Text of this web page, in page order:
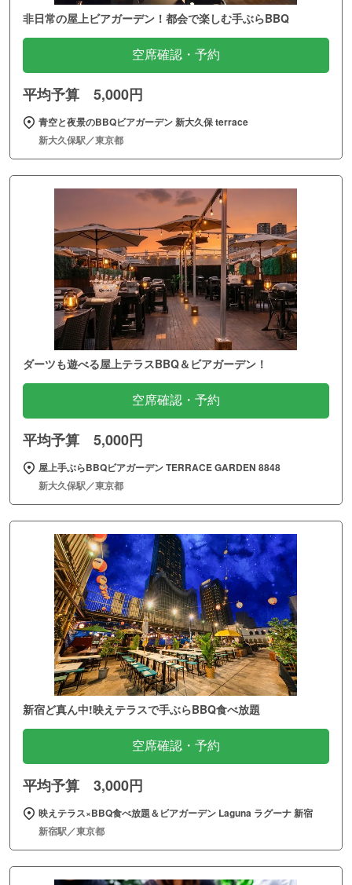
非日常の屋上ビアガーデン！都会で楽しむ手ぶらBBQ
空席確認・予約
平均予算 5,000円
青空と夜景のBBQビアガーデン 新大久保 terrace
新大久保駅／東京都
ダーツも遊べる屋上テラスBBQ＆ビアガーデン！
空席確認・予約
平均予算 5,000円
屋上手ぶらBBQビアガーデン TERRACE GARDEN 8848
新大久保駅／東京都
新宿ど真ん中!映えテラスで手ぶらBBQ食べ放題
空席確認・予約
平均予算 3,000円
映えテラス×BBQ食べ放題＆ビアガーデン Laguna ラグーナ 新宿
新宿駅／東京都